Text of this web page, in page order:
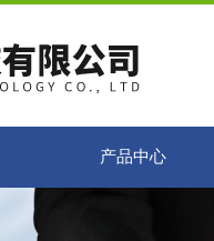
产品中心